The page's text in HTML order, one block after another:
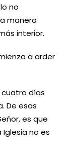
no
manera
interior.
a arder
días
De esas
es que
Iglesia no es